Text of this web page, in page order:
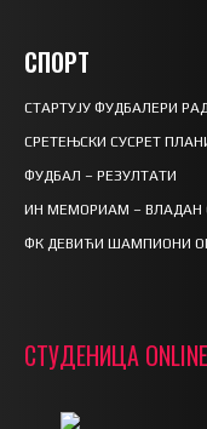
СПОРТ
СТАРТУЈУ ФУДБАЛЕРИ
СРЕТЕЊСКИ СУСРЕТ
ФУДБАЛ – РЕЗУЛТАТИ
ИН МЕМОРИАМ – ВЛАДАН
ФК ДЕВИЋИ ШАМПИОНИ
СТУДЕНИЦА ONLINE